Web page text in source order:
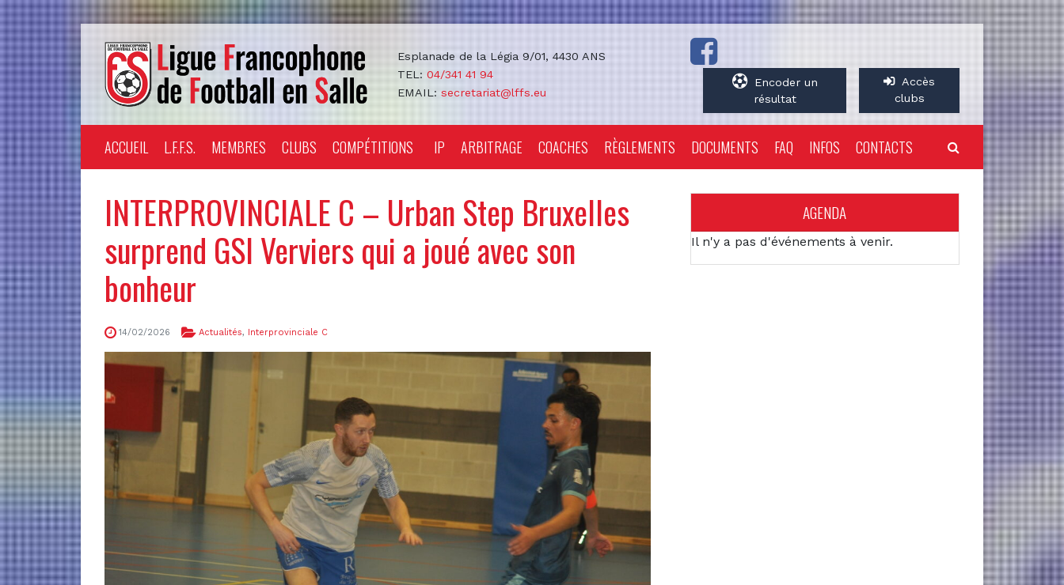
Esplanade de la Légia 9/01, 4430 ANS
TEL: 04/341 41 94
EMAIL: secretariat@lffs.eu
Encoder un
résultat
Accès
clubs
ACCUEIL L.F.F.S. MEMBRES CLUBS COMPÉTITIONS IP ARBITRAGE COACHES RÈGLEMENTS DOCUMENTS FAQ INFOS CONTACTS
INTERPROVINCIALE C – Urban Step Bruxelles
surprend GSI Verviers qui a joué avec son
bonheur
14/02/2026 Actualités, Interprovinciale C
AGENDA
Il n'y a pas d'événements à venir.